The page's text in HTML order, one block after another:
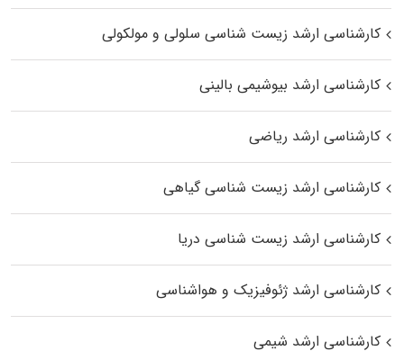
کارشناسی ارشد زیست شناسی سلولی و مولکولی
کارشناسی ارشد بیوشیمی بالینی
کارشناسی ارشد ریاضی
کارشناسی ارشد زیست‌ شناسی گیاهی
کارشناسی ارشد زیست‌ شناسی دریا
کارشناسی ارشد ژئوفیزیک و هواشناسی
کارشناسی ارشد شیمی